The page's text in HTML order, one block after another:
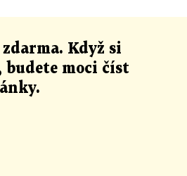
zdarma. Když si
moci číst
.